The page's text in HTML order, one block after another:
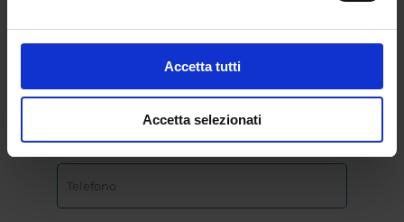
Accetta tutti
Accetta selezionati